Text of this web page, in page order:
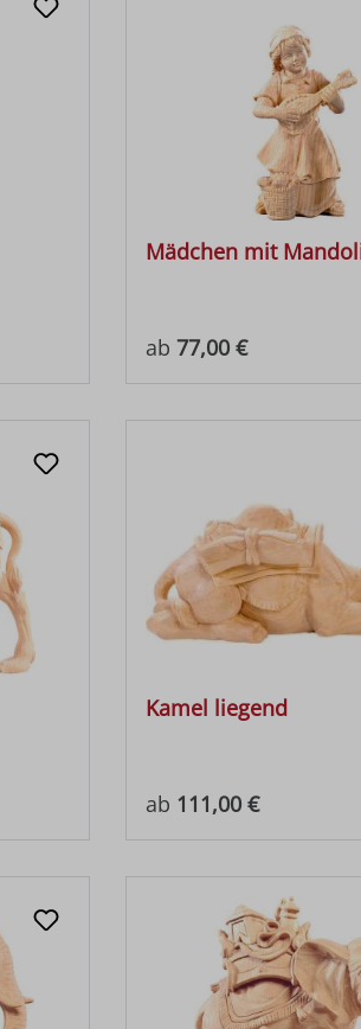
Mädchen mit
Regulärer Preis:
ab 77,00 €
Kamel liegend
Regulärer Preis:
ab 111,00 €